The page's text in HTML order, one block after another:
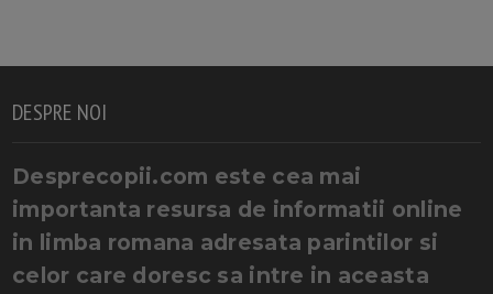
DESPRE NOI
Desprecopii.com este cea mai
importanta resursa de informatii online
in limba romana adresata parintilor si
celor care doresc sa intre in aceasta